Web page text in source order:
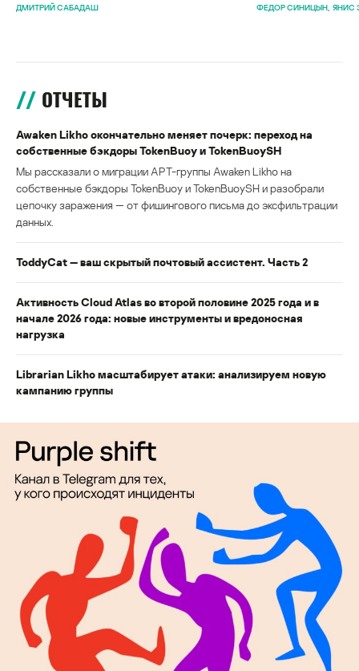
ДМИТРИЙ САБАДАШ
ФЕДОР СИНИЦЫН ЯНИС
ОТЧЕТЫ
Awaken Likho окончательно меняет почерк: переход на
собственные бэкдоры TokenBuoy и TokenBuoySH
Мы рассказали о миграции APT-группы Awaken Likho на
собственные бэкдоры TokenBuoy и TokenBuoySH и разобрали
цепочку заражения — от фишингового письма до эксфильтрации
данных.
ToddyCat — ваш скрытый почтовый ассистент. Часть 2
Активность Cloud Atlas во второй половине 2025 года и в
начале 2026 года: новые инструменты и вредоносная
нагрузка
Librarian Likho масштабирует атаки: анализируем новую
кампанию группы